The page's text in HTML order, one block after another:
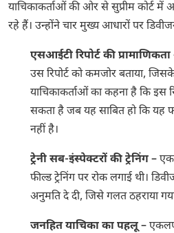
याचिकाकर्ताओं की ओर से सुप्रीम कोर्ट
रहे हैं। उन्होंने चार मुख्य आधारों पर
एसआईटी रिपोर्ट की प्रामाणिकता
उस रिपोर्ट को कमजोर बताया,
याचिकाकर्ताओं का कहना है कि इस
सकता है जब यह साबित हो कि यह
नहीं है।
ट्रेनी सब-इंस्पेक्टरों की ट्रेनिंग–
फील्ड ट्रेनिंग पर रोक लगाई थी।
अनुमति दे दी, जिसे गलत ठहराया
जनहित याचिका का पहलू–